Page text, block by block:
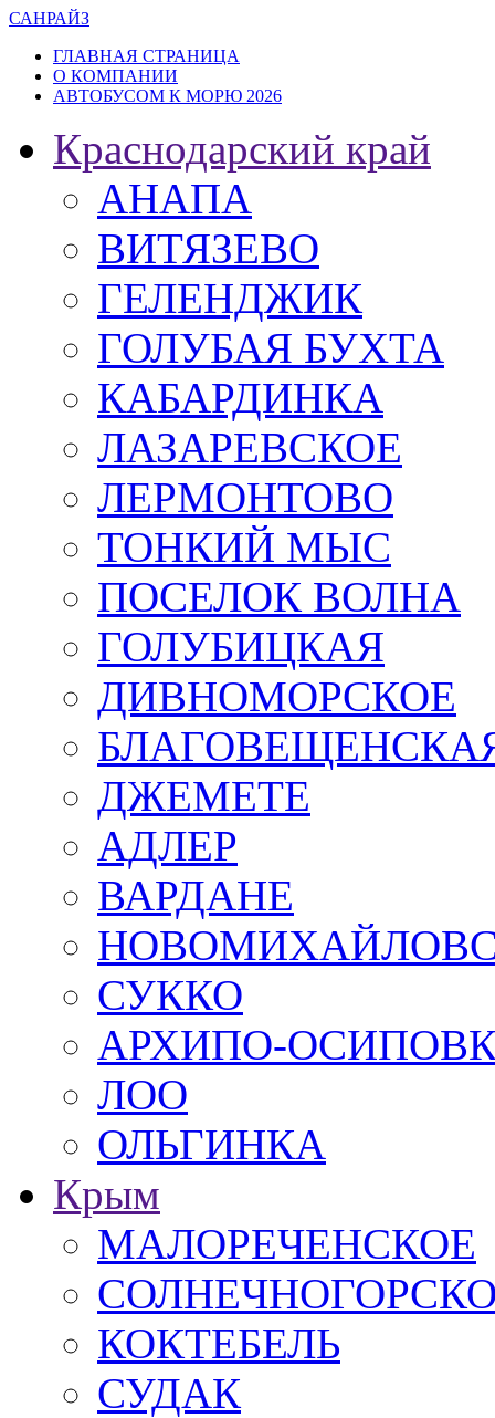
САНРАЙЗ
ГЛАВНАЯ СТРАНИЦА
О КОМПАНИИ
АВТОБУСОМ К МОРЮ 2026
Краснодарский край
АНАПА
ВИТЯЗЕВО
ГЕЛЕНДЖИК
ГОЛУБАЯ БУХТА
КАБАРДИНКА
ЛАЗАРЕВСКОЕ
ЛЕРМОНТОВО
ТОНКИЙ МЫС
ПОСЕЛОК ВОЛНА
ГОЛУБИЦКАЯ
ДИВНОМОРСКОЕ
ДЖЕМЕТЕ
АДЛЕР
ВАРДАНЕ
СУККО
АРХИПО-
ЛОО
ОЛЬГИНКА
Крым
МАЛОРЕЧЕНСКОЕ
КОКТЕБЕЛЬ
СУДАК